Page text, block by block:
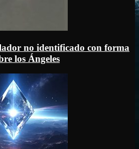
no identificado con forma
los Ángeles